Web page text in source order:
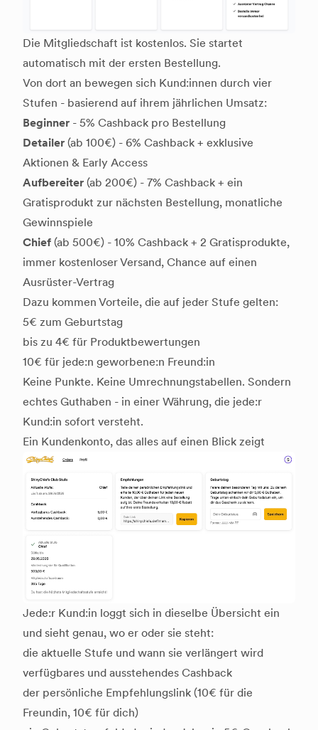
Die Mitgliedschaft ist kostenlos. Sie startet
automatisch mit der ersten Bestellung.
Von dort an bewegen sich Kund:innen durch vier
Stufen - basierend auf ihrem jährlichen Umsatz:
Beginner - 5% Cashback pro Bestellung
Detailer (ab 100€) - 6% Cashback + exklusive
Aktionen & Early Access
Aufbereiter (ab 200€) - 7% Cashback + ein
Gratisprodukt zur nächsten Bestellung, monatliche
Gewinnspiele
Chief (ab 500€) - 10% Cashback + 2 Gratisprodukte,
immer kostenloser Versand, Chance auf einen
Ausrüster-Vertrag
Dazu kommen Vorteile, die auf jeder Stufe gelten:
5€ zum Geburtstag
bis zu 4€ für Produktbewertungen
10€ für jede:n geworbene:n Freund:in
Keine Punkte. Keine Umrechnungstabellen. Sondern
echtes Guthaben - in einer Währung, die jede:r
Kund:in sofort versteht.
Ein Kundenkonto, das alles auf einen Blick zeigt
Jede:r Kund:in loggt sich in dieselbe Übersicht ein
und sieht genau, wo er oder sie steht:
die aktuelle Stufe und wann sie verlängert wird
verfügbares und ausstehendes Cashback
der persönliche Empfehlungslink (10€ für die
Freundin, 10€ für dich)